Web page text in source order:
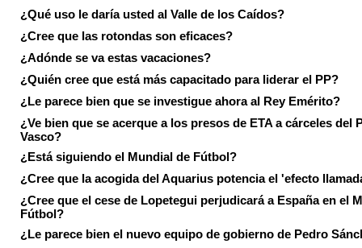
¿Qué uso le daría usted al Valle de los Caídos?
¿Cree que las rotondas son eficaces?
¿Adónde se va estas vacaciones?
¿Quién cree que está más capacitado para liderar el PP?
¿Le parece bien que se investigue ahora al Rey Emérito?
¿Ve bien que se acerque a los presos de ETA a cárceles del
Vasco?
¿Está siguiendo el Mundial de Fútbol?
¿Cree que la acogida del Aquarius potencia el 'efecto
¿Cree que el cese de Lopetegui perjudicará a España en el
Fútbol?
¿Le parece bien el nuevo equipo de gobierno de Pedro